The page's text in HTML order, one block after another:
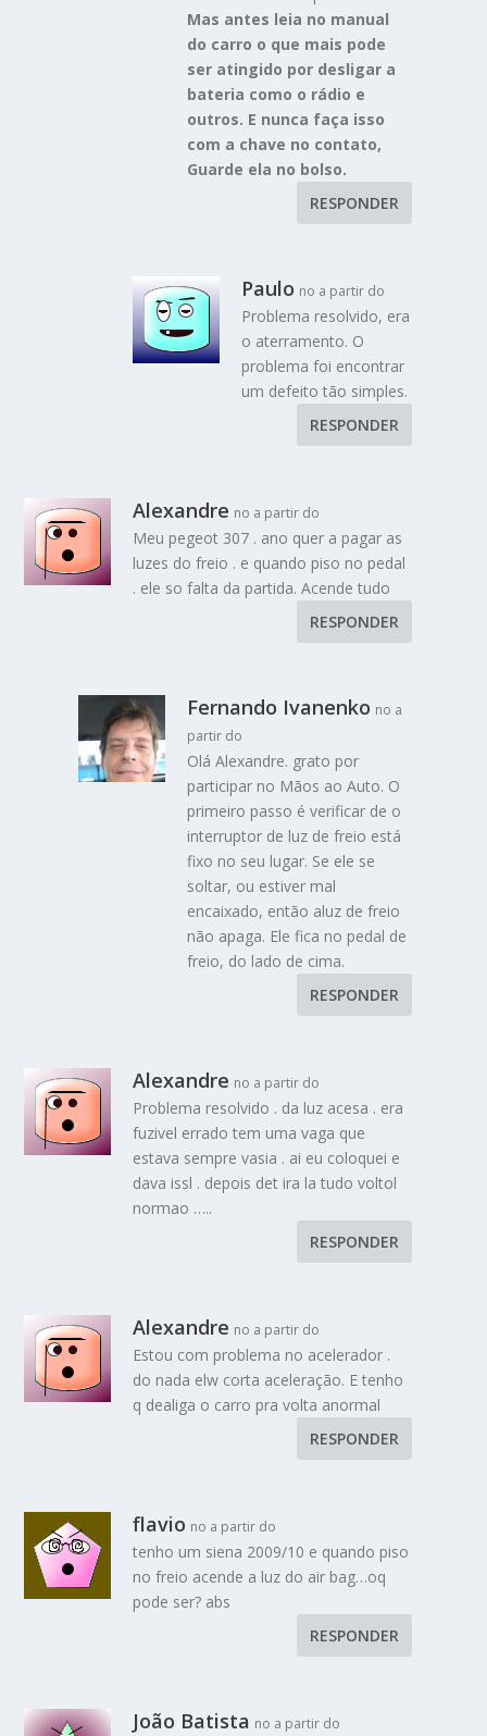
Mas antes leia no manual
do carro o que mais pode
ser atingido por desligar a
bateria como o rádio e
outros. E nunca faça isso
com a chave no contato,
Guarde ela no bolso.
RESPONDER
Paulo no a partir do
Problema resolvido, era
o aterramento. O
problema foi encontrar
um defeito tão simples.
RESPONDER
Alexandre no a partir do
Meu pegeot 307 . ano quer a pagar as
luzes do freio . e quando piso no pedal
. ele so falta da partida. Acende tudo
RESPONDER
Fernando Ivanenko no a
partir do
Olá Alexandre. grato por
participar no Mãos ao Auto. O
primeiro passo é verificar de o
interruptor de luz de freio está
fixo no seu lugar. Se ele se
soltar, ou estiver mal
encaixado, então aluz de freio
não apaga. Ele fica no pedal de
freio, do lado de cima.
RESPONDER
Alexandre no a partir do
Problema resolvido . da luz acesa . era
fuzivel errado tem uma vaga que
estava sempre vasia . ai eu coloquei e
dava issl . depois det ira la tudo voltol
normao …..
RESPONDER
Alexandre no a partir do
Estou com problema no acelerador .
do nada elw corta aceleração. E tenho
q dealiga o carro pra volta anormal
RESPONDER
flavio no a partir do
tenho um siena 2009/10 e quando piso
no freio acende a luz do air bag…oq
pode ser? abs
RESPONDER
João Batista no a partir do